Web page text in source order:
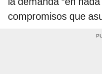
compromisos que